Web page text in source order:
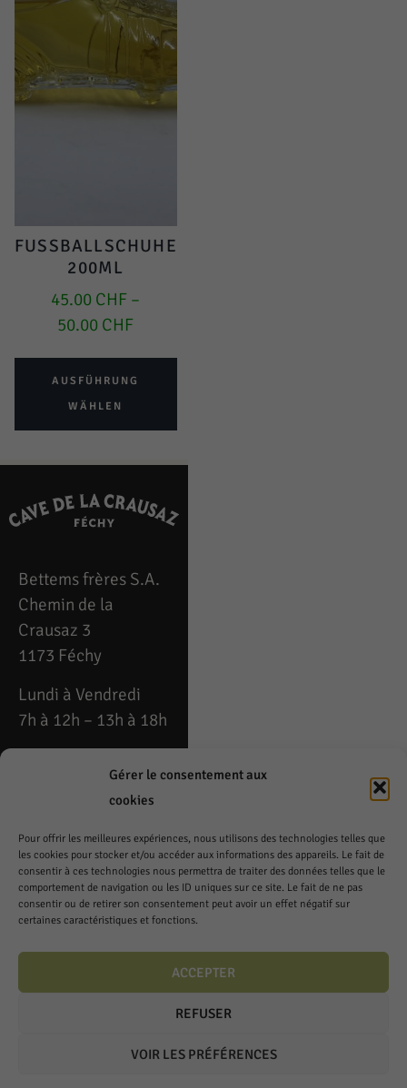
Gérer le consentement aux
cookies
Pour offrir les meilleures expériences, nous utilisons des technologies telles que
les cookies pour stocker et/ou accéder aux informations des appareils. Le fait de
consentir à ces technologies nous permettra de traiter des données telles que le
comportement de navigation ou les ID uniques sur ce site. Le fait de ne pas
consentir ou de retirer son consentement peut avoir un effet négatif sur
certaines caractéristiques et fonctions.
ACCEPTER
REFUSER
VOIR LES PRÉFÉRENCES
FUSSBALLSCHUHE
200ML
45.00 CHF –
50.00 CHF
AUSFÜHRUNG
WÄHLEN
Bettems frères S.A.
Chemin de la
Crausaz 3
1173 Féchy
Lundi à Vendredi
7h à 12h – 13h à 18h
Téléphone: 021 808
fechy@cavedelacrausaz.ch
Samedi
8h à 12h – 14h à 17h
réservés – Conception: